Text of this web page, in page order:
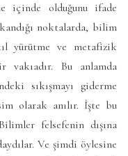
içinde olduğunu ifade
noktalarda, bilim
yürütme ve metafizik
Bu anlamda
sıkışmayı giderme
olarak anılır. İşte bu
felsefenin dışına
Ve şimdi öylesine